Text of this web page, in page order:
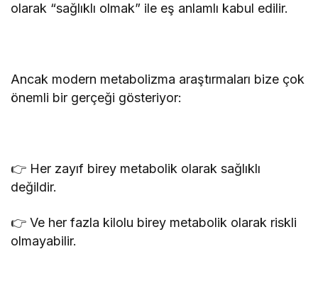
olarak “sağlıklı olmak” ile eş anlamlı kabul edilir.
Ancak modern metabolizma araştırmaları bize çok
önemli bir gerçeği gösteriyor:
👉 Her zayıf birey metabolik olarak sağlıklı
değildir.
👉 Ve her fazla kilolu birey metabolik olarak riskli
olmayabilir.